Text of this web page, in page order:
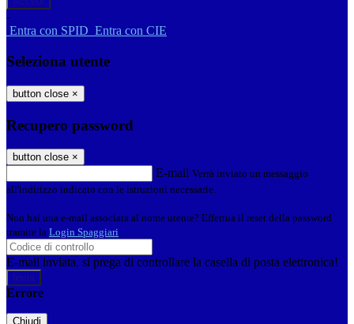
-
Entra con SPID Entra con CIE
Seleziona utente
button close ×
Recupero password
button close ×
E-mail Verrà inviato un messaggio
all'indirizzo indicato con le istruzioni necessarie.
Non hai una e-mail associata al nome utente? Effettua il reset della password
tramite la Login Spaggiari
E-mail inviata, si prega di controllare la casella di posta elettronica!
Errore
Chiudi